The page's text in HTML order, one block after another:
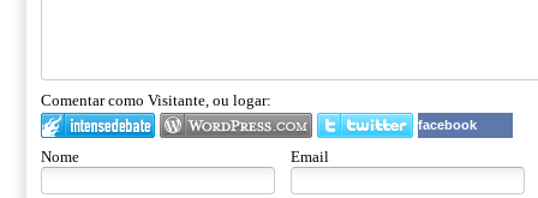
Comentar como Visitante, ou logar:
facebook
Nome Email